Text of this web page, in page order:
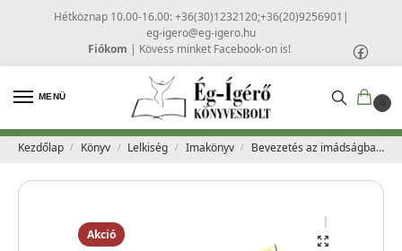
Hétköznap 10.00-16.00: +36(30)1232120;+36(20)9256901 |
eg-igero@eg-igero.hu
Fiókom | Kövess minket Facebook-on is!
MENÜ
0
Kezdőlap / Könyv / Lelkiség / Imakönyv / Bevezetés az imádságba – Robert Pasoilni
Akció